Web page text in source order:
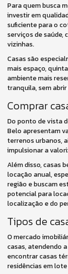
Para quem busca
investir em
suficiente para o
serviços de saúde,
vizinhas.
Casas são
mais espaço,
ambiente mais
tranquila, sem
Comprar
Do ponto de vista
Belo apresentam
terrenos urbanos,
impulsionar a
Além disso, casas
locação anual,
região e buscam
potencial para
localização e do
Tipos de
O mercado
casas, atendendo
encontrar casas
residências em